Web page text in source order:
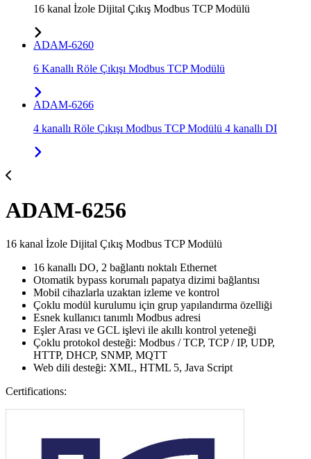
16 kanal İzole Dijital Çıkış Modbus TCP Modülü
ADAM-6260
6 Kanallı Röle Çıkışı Modbus TCP Modülü
ADAM-6266
4 kanallı Röle Çıkışı Modbus TCP Modülü 4 kanallı DI
ADAM-6256
16 kanal İzole Dijital Çıkış Modbus TCP Modülü
16 kanallı DO, 2 bağlantı noktalı Ethernet
Otomatik bypass korumalı papatya dizimi bağlantısı
Mobil cihazlarla uzaktan izleme ve kontrol
Çoklu modül kurulumu için grup yapılandırma özelliği
Esnek kullanıcı tanımlı Modbus adresi
Eşler Arası ve GCL işlevi ile akıllı kontrol yeteneği
Çoklu protokol desteği: Modbus / TCP, TCP / IP, UDP,
HTTP, DHCP, SNMP, MQTT
Web dili desteği: XML, HTML 5, Java Script
Certifications: